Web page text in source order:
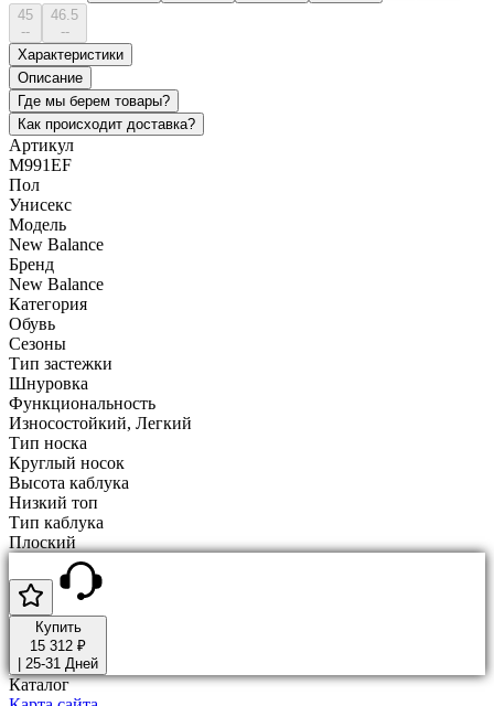
45
--
46.5
--
Характеристики
Описание
Где мы берем товары?
Как происходит доставка?
Артикул
M991EF
Пол
Унисекс
Модель
New Balance
Бренд
New Balance
Категория
Обувь
Сезоны
Тип застежки
Шнуровка
Функциональность
Износостойкий, Легкий
Тип носка
Круглый носок
Высота каблука
Низкий топ
Тип каблука
Плоский
Купить
15 312 ₽
25-31 Дней
Каталог